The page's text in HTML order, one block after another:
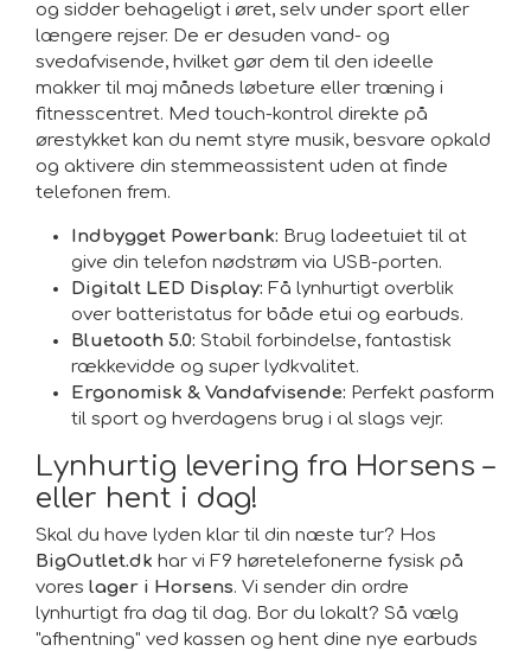
og sidder behageligt i øret, selv under sport eller
længere rejser. De er desuden vand- og
svedafvisende, hvilket gør dem til den ideelle
makker til maj måneds løbeture eller træning i
fitnesscentret. Med touch-kontrol direkte på
ørestykket kan du nemt styre musik, besvare opkald
og aktivere din stemmeassistent uden at finde
telefonen frem.
Indbygget Powerbank: Brug ladeetuiet til at
give din telefon nødstrøm via USB-porten.
Digitalt LED Display: Få lynhurtigt overblik
over batteristatus for både etui og earbuds.
Bluetooth 5.0: Stabil forbindelse, fantastisk
rækkevidde og super lydkvalitet.
Ergonomisk & Vandafvisende: Perfekt pasform
til sport og hverdagens brug i al slags vejr.
Lynhurtig levering fra Horsens –
eller hent i dag!
Skal du have lyden klar til din næste tur? Hos
BigOutlet.dk har vi F9 høretelefonerne fysisk på
vores lager i Horsens. Vi sender din ordre
lynhurtigt fra dag til dag. Bor du lokalt? Så vælg
"afhentning" ved kassen og hent dine nye earbuds